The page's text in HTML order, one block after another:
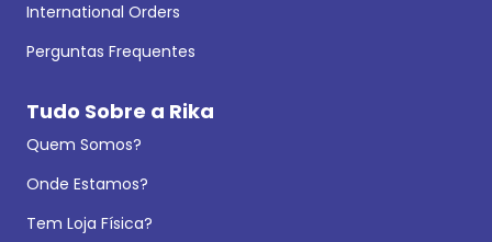
International Orders
Perguntas Frequentes
Tudo Sobre a Rika
Quem Somos?
Onde Estamos?
Tem Loja Física?